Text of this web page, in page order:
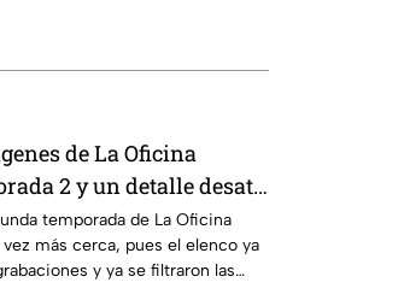
de La Oficina
2 y un detalle desata
fans
temporada de La Oficina
más cerca, pues el elenco ya
y ya se filtraron las
del set.